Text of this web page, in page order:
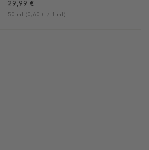
29,99 €
50 ml (0,60 € / 1 ml)